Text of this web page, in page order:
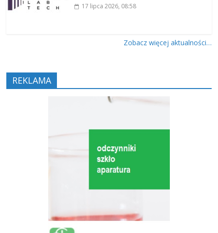
17 lipca 2026, 08:58
Zobacz więcej aktualności…
REKLAMA